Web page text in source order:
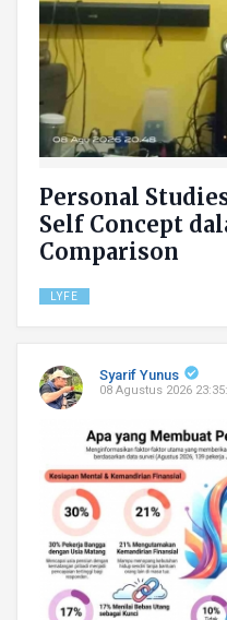
Personal
Self Concept
Comparison
LYFE
Syarif Yunus
08 Agustus 2026